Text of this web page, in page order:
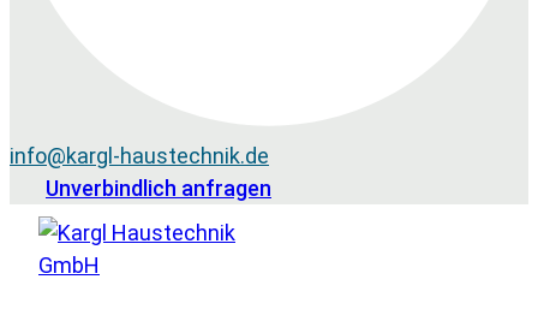
info@kargl-haustechnik.de
Unverbindlich anfragen